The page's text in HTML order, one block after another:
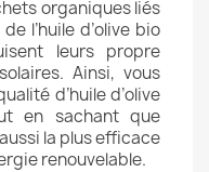
organiques liés
l’huile d’olive bio
leurs propre
Ainsi, vous
d’huile d’olive
en sachant que
la plus efficace
renouvelable.